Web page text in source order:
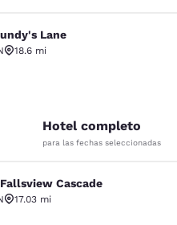
Lane
Lane
18.6 mi
estrellas. Bueno. 1889 reseñas
Hotel completo
para las fechas seleccionadas
Cascade
Cascade
17.03 mi
estrellas. Bueno. 3169 reseñas